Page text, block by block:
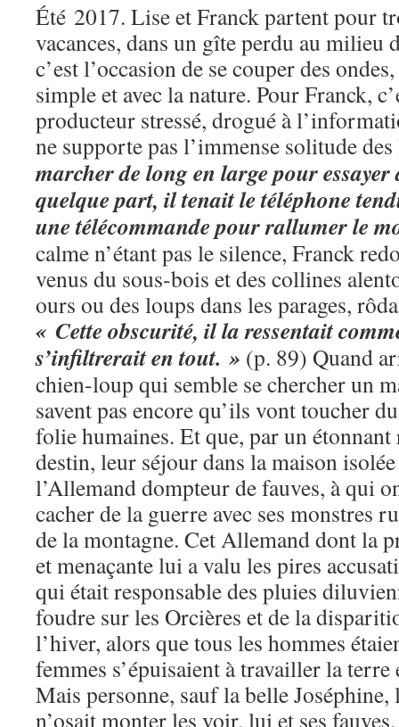
Été 2017. Lise et Franck partent pour
vacances, dans un gîte perdu au milieu
c’est l’occasion de se couper des
simple et avec la nature. Pour Franck,
producteur stressé, drogué à
ne supporte pas l’immense solitude
marcher de long en large pour
quelque part, il tenait le téléphone
une télécommande pour rallumer le
calme n’étant pas le silence, Franck
venus du sous-bois et des collines
ours ou des loups dans les parages,
« Cette obscurité, il la ressentait
s’infiltrerait en tout. » (p. 89) Quand
chien-loup qui semble se chercher un
savent pas encore qu’ils vont toucher
folie humaines. Et que, par un
destin, leur séjour dans la maison
l’Allemand dompteur de fauves, à qui
cacher de la guerre avec ses monstres
de la montagne. Cet Allemand dont la
et menaçante lui a valu les pires
qui était responsable des pluies
foudre sur les Orcières et de la
l’hiver, alors que tous les hommes
femmes s’épuisaient à travailler la
Mais personne, sauf la belle
n’osait monter les voir, lui et ses